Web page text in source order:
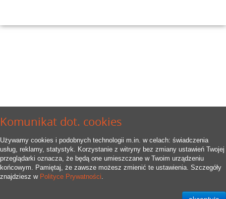
Komunikat dot. cookies
Używamy cookies i podobnych technologii m.in. w celach: świadczenia
usług, reklamy, statystyk. Korzystanie z witryny bez zmiany ustawień Twojej
przeglądarki oznacza, że będą one umieszczane w Twoim urządzeniu
końcowym. Pamiętaj, że zawsze możesz zmienić te ustawienia. Szczegóły
znajdziesz w Polityce Prywatności.